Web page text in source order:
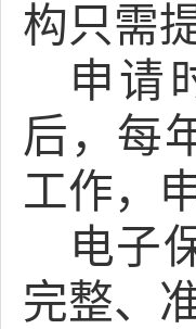
构只需
申请
后，每
工作，
电子
完整、